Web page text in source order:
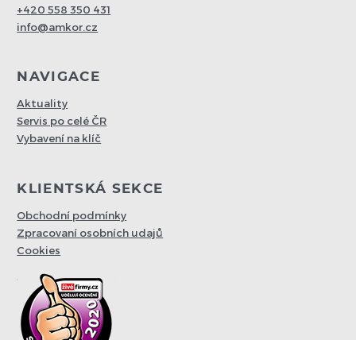
+420 558 350 431
info@amkor.cz
NAVIGACE
Aktuality
Servis po celé ČR
Vybavení na klíč
KLIENTSKÁ SEKCE
Obchodní podmínky
Zpracovaní osobních udajů
Cookies